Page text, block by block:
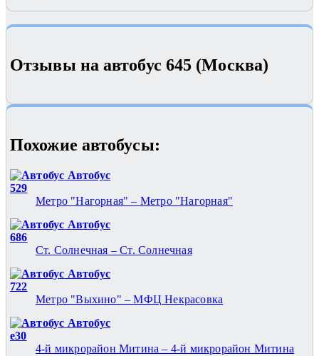
Отзывы на автобус 645 (Москва)
Похожие автобуcы:
Автобус
529
Метро "Нагорная" – Метро "Нагорная"
Автобус
686
Ст. Солнечная – Ст. Солнечная
Автобус
722
Метро "Выхино" – МФЦ Некрасовка
Автобус
е30
4-й микрорайон Митина – 4-й микрорайон Митина